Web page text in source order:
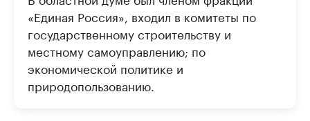
«Единая Россия», входил в комитеты по
государственному строительству и
местному самоуправлению; по
экономической политике и
природопользованию.